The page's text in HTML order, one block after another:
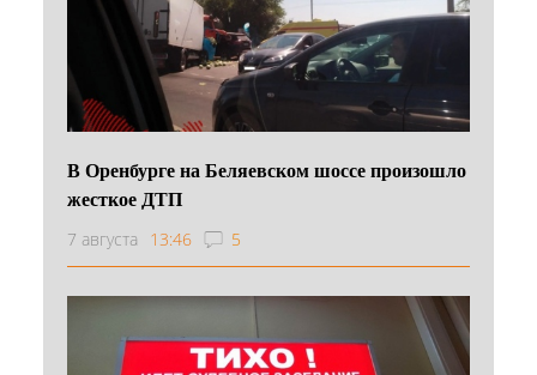
В Оренбурге на Беляевском шоссе произошло
жесткое ДТП
7 августа 13:46 5